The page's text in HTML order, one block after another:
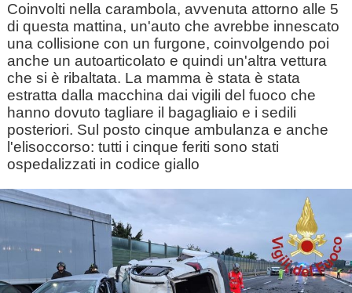
Coinvolti nella carambola, avvenuta attorno alle 5
di questa mattina, un'auto che avrebbe innescato
una collisione con un furgone, coinvolgendo poi
anche un autoarticolato e quindi un'altra vettura
che si è ribaltata. La mamma è stata è stata
estratta dalla macchina dai vigili del fuoco che
hanno dovuto tagliare il bagagliaio e i sedili
posteriori. Sul posto cinque ambulanza e anche
l'elisoccorso: tutti i cinque feriti sono stati
ospedalizzati in codice giallo